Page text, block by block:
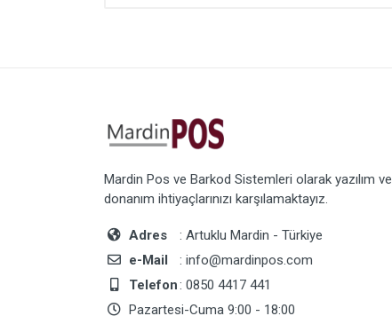
Mardin Pos ve Barkod Sistemleri olarak yazılım ve
donanım ihtiyaçlarınızı karşılamaktayız.
Adres
: Artuklu Mardin - Türkiye
e-Mail
: info@mardinpos.com
Telefon: 0850 4417 441
Pazartesi-Cuma 9:00 - 18:00